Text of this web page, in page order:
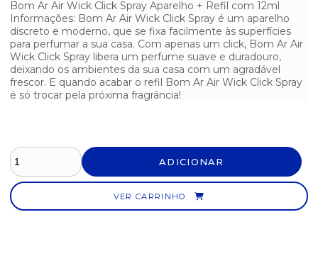
MATA BARATA VOREL START
ODORIZADOR DE AR JASMIM ULTRA FRESH 400ML
ODORIZADOR DE AR LAVANDA ULTRA FRESH 400ML
PEDRA DESODORIZADOR SANITÁRIO LEVE BRISA COM 3UN
REFIL INSETICIDA AUTOMÁTICO SBP MULTI 250ML
Bom Ar Air Wick Click Spray Aparelho + Refil com 12ml
Informações: Bom Ar Air Wick Click Spray é um aparelho
discreto e moderno, que se fixa facilmente às superfícies
para perfumar a sua casa. Com apenas um click, Bom Ar Air
Wick Click Spray libera um perfume suave e duradouro,
deixando os ambientes da sua casa com um agradável
frescor. E quando acabar o refil Bom Ar Air Wick Click Spray
é só trocar pela próxima fragrância!
ADICIONAR
VER CARRINHO